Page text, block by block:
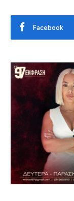
Facebook